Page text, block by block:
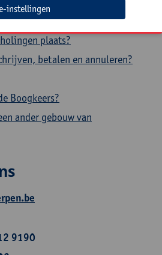
plaats?
betalen en annuleren?
Boogkeers?
ander gebouw van
9190
instellingen